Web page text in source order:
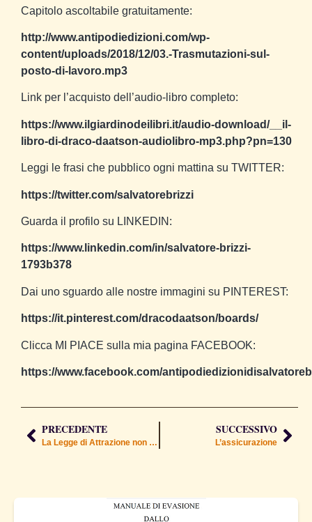
Capitolo ascoltabile gratuitamente:
http://www.antipodiedizioni.com/wp-
content/uploads/2018/12/03.-Trasmutazioni-sul-
posto-di-lavoro.mp3
Link per l’acquisto dell’audio-libro completo:
https://www.ilgiardinodeilibri.it/audio-download/__il-
libro-di-draco-daatson-audiolibro-mp3.php?pn=130
Leggi le frasi che pubblico ogni mattina su TWITTER:
https://twitter.com/salvatorebrizzi
Guarda il profilo su LINKEDIN:
https://www.linkedin.com/in/salvatore-brizzi-
1793b378
Dai uno sguardo alle nostre immagini su PINTEREST:
https://it.pinterest.com/dracodaatson/boards/
Clicca MI PIACE sulla mia pagina FACEBOOK:
https://www.facebook.com/
PRECEDENTE
La Legge di Attrazione non viene sospesa in quarantena
SUCCESSIVO
L’assicurazione